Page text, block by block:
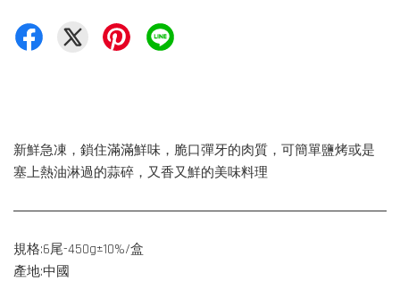
新鮮急凍，鎖住滿滿鮮味，脆口彈牙的肉質，可簡單鹽烤或是
塞上熱油淋過的蒜碎，又香又鮮的美味料理
規格:6尾-450g±10%/盒
產地:中國